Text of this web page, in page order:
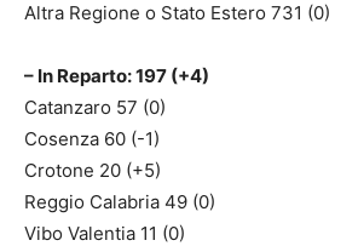
Altra Regione o Stato Estero 731 (0)
– In Reparto: 197 (+4)
Catanzaro 57 (0)
Cosenza 60 (-1)
Crotone 20 (+5)
Reggio Calabria 49 (0)
Vibo Valentia 11 (0)